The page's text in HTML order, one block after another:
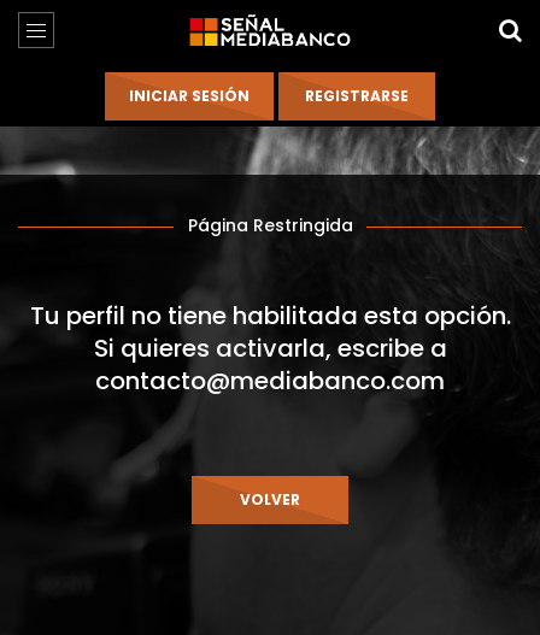
Página Restringida
Tu perfil no tiene habilitada esta opción.
Si quieres activarla, escribe a
contacto@mediabanco.com